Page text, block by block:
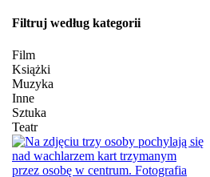
Filtruj według kategorii
Film
Książki
Muzyka
Inne
Sztuka
Teatr